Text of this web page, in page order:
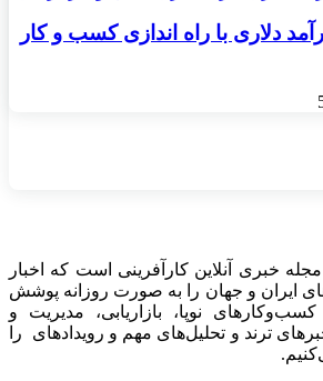
دلاری با راه اندازی کسب و کار
خبری آنلاین کارآفرینی است که اخبار
ایران و جهان را به صورت روزانه پوشش
نوپا، بازاریابی، مدیریت و
ترند و تحلیل‌های مهم و رویدادهای را